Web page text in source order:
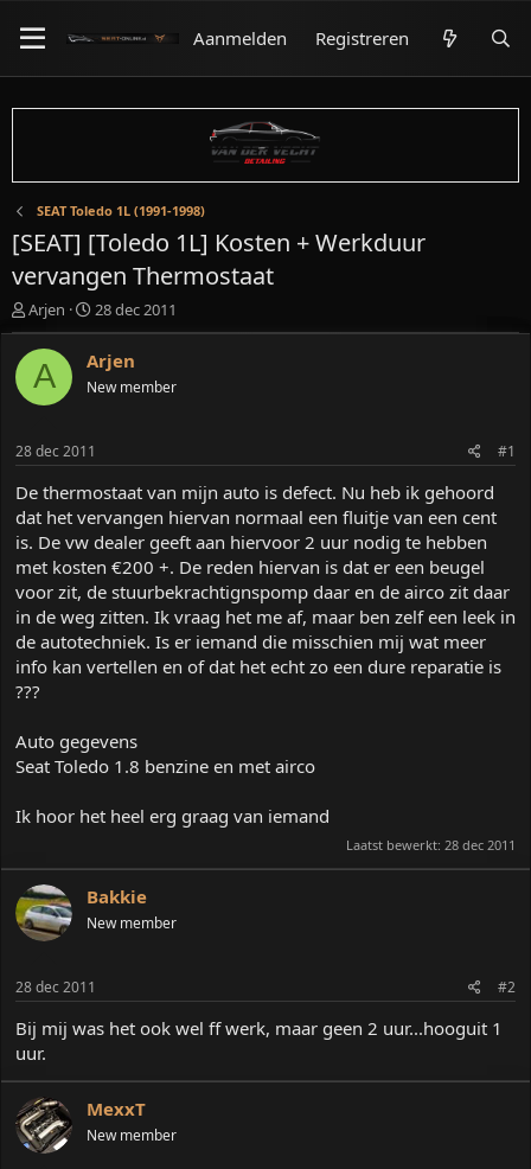
Aanmelden Registreren
SEAT Toledo 1L (1991-1998)
[SEAT] [Toledo 1L] Kosten + Werkduur
vervangen Thermostaat
O
n
d
r
s
t
a
r
t
r
Arjen
S
t
r
t
m
28 dec 2011
A Arjen
New member
28 dec 2011 #1
De thermostaat van mijn auto is defect. Nu heb ik gehoord
dat het vervangen hiervan normaal een fluitje van een cent
is. De vw dealer geeft aan hiervoor 2 uur nodig te hebben
met kosten €200 +. De reden hiervan is dat er een beugel
voor zit, de stuurbekrachtignspomp daar en de airco zit daar
in de weg zitten. Ik vraag het me af, maar ben zelf een leek in
de autotechniek. Is er iemand die misschien mij wat meer
info kan vertellen en of dat het echt zo een dure reparatie is
???
Auto gegevens
Seat Toledo 1.8 benzine en met airco
Ik hoor het heel erg graag van iemand
Laatst bewerkt: 28 dec 2011
Bakkie
New member
28 dec 2011 #2
Bij mij was het ook wel ff werk, maar geen 2 uur...hooguit 1
uur.
MexxT
New member